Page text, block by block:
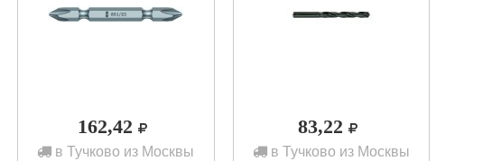
162,42
в Тучково из Москвы
83,22
в Тучково из Москвы